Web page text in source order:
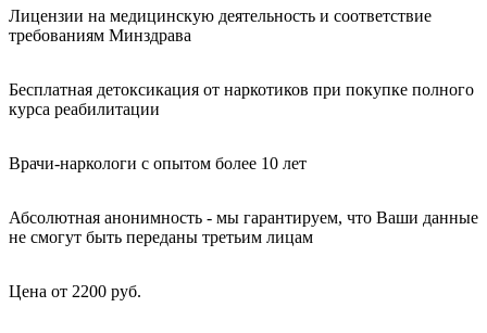
Лицензии на медицинскую деятельность и соответствие
требованиям Минздрава
Бесплатная детоксикация от наркотиков при покупке полного
курса реабилитации
Врачи-наркологи с опытом более 10 лет
Абсолютная анонимность - мы гарантируем, что Ваши данные
не смогут быть переданы третьим лицам
Цена от 2200 руб.